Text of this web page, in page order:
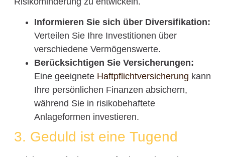
Informieren Sie sich über Diversifikation:
Verteilen Sie Ihre Investitionen über
verschiedene Vermögenswerte.
Berücksichtigen Sie Versicherungen:
Eine geeignete Haftpflichtversicherung kann
Ihre persönlichen Finanzen absichern,
während Sie in risikobehaftete
Anlageformen investieren.
3. Geduld ist eine Tugend